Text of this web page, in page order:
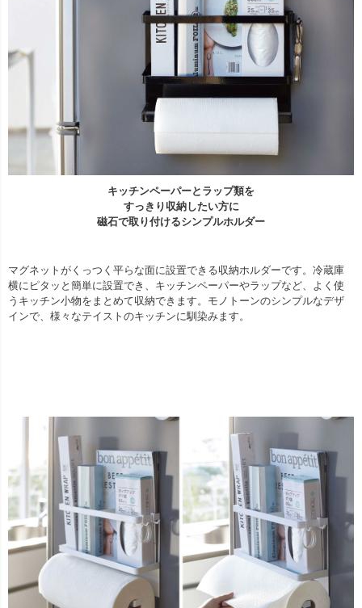
キッチンペーパーとラップ類を
すっきり収納したい方に
磁石で取り付けるシンプルホルダー
マグネットがくっつく平らな面に設置できる収納ホルダーです。冷蔵庫
横にピタッと簡単に設置でき、キッチンペーパーやラップなど、よく使
うキッチン小物をまとめて収納できます。モノトーンのシンプルなデザ
インで、様々なテイストのキッチンに馴染みます。